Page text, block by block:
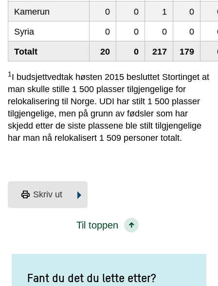
Kamerun 0 0 1 0
Syria 0 0 0 0
Totalt 20 0 217 179
1I budsjettvedtak høsten 2015 besluttet Stortinget at
man skulle stille 1 500 plasser tilgjengelige for
relokalisering til Norge. UDI har stilt 1 500 plasser
tilgjengelige, men på grunn av fødsler som har
skjedd etter de siste plassene ble stilt tilgjengelige
har man nå relokalisert 1 509 personer totalt.
print Skriv ut
Til toppen
Fant du det du lette etter?